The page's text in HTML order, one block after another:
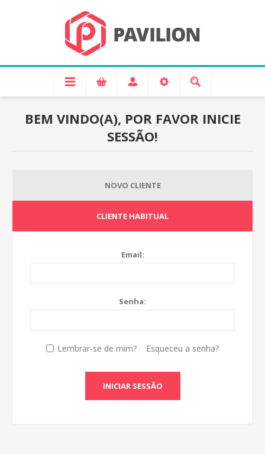
BEM VINDO(A), POR FAVOR INICIE
SESSÃO!
NOVO CLIENTE
CLIENTE HABITUAL
Email:
Senha:
Lembrar-se de mim? Esqueceu a senha?
INICIAR SESSÃO